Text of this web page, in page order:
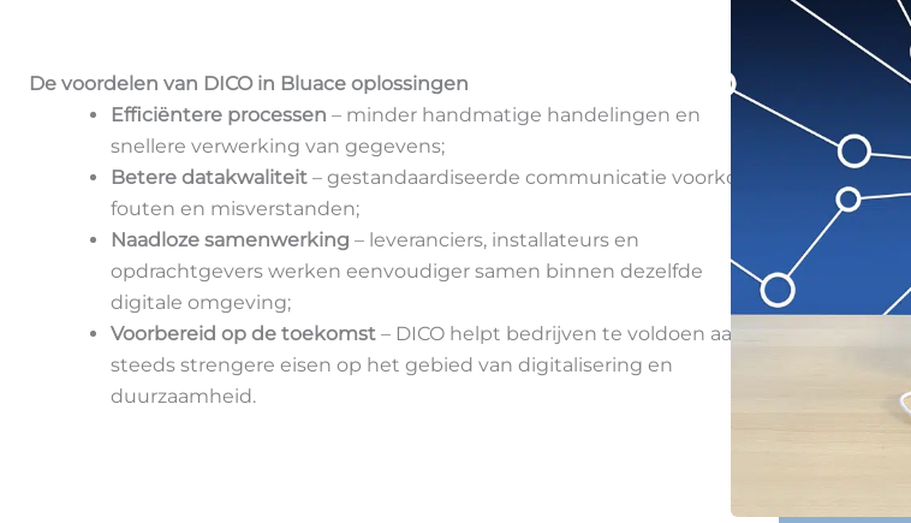
De voordelen van DICO in Bluace oplossingen
Efficiëntere processen – minder handmatige handelingen en
snellere verwerking van gegevens;
Betere datakwaliteit – gestandaardiseerde communicatie voorkomt
fouten en misverstanden;
Naadloze samenwerking – leveranciers, installateurs en
opdrachtgevers werken eenvoudiger samen binnen dezelfde
digitale omgeving;
Voorbereid op de toekomst – DICO helpt bedrijven te voldoen aan
steeds strengere eisen op het gebied van digitalisering en
duurzaamheid.